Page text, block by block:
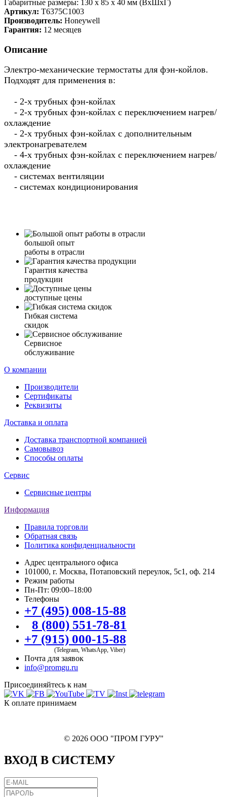
Габаритные размеры: 130 x 85 x 40 мм (ВхШхГ)
Артикул: T6375C1003
Производитель: Honeywell
Гарантия: 12 месяцев
Описание
Электро-механические термостаты для фэн-койлов.
Подходят для применения в:
- 2-х трубных фэн-койлах
- 2-х трубных фэн-койлах с переключением нагрев/
охлаждение
- 2-х трубных фэн-койлах с дополнительным
электронагревателем
- 4-х трубных фэн-койлах с переключением нагрев/
охлаждение
- системах вентиляции
- системах кондиционирования
большой опыт
работы в отрасли
Гарантия качества
продукции
доступные цены
Гибкая система
скидок
Сервисное
обслуживание
О компании
Производители
Сертификаты
Реквизиты
Доставка и оплата
Доставка транспортной компанией
Самовывоз
Способы оплаты
Сервис
Сервисные центры
Информация
Правила торговли
Обратная связь
Политика конфиденциальности
Адрес центрального офиса
101000, г. Москва, Потаповский переулок, 5с1, оф. 214
Режим работы
Пн-Пт: 09:00–18:00
Телефоны
+7 (495) 008-15-88
8 (800) 551-78-81
+7 (915) 000-15-88
(Telegram, WhatsApp, Viber)
Почта для заявок
info@promgu.ru
Присоединяйтесь к нам
К оплате принимаем
© 2026 ООО "ПРОМ ГУРУ"
ВХОД В СИСТЕМУ